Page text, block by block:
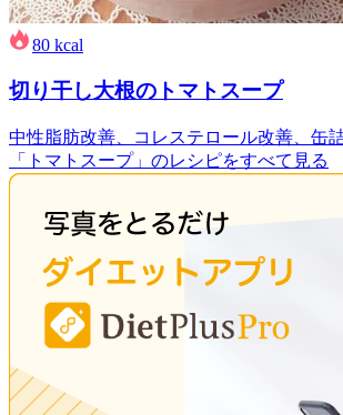
80 kcal
切り干し大根のトマトスープ
中性脂肪改善、コレステロール改善、缶
「トマトスープ」のレシピをすべて見る